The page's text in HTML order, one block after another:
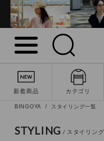
新着商品 カテゴリ
BINGOYA スタイリング一覧
STYLING